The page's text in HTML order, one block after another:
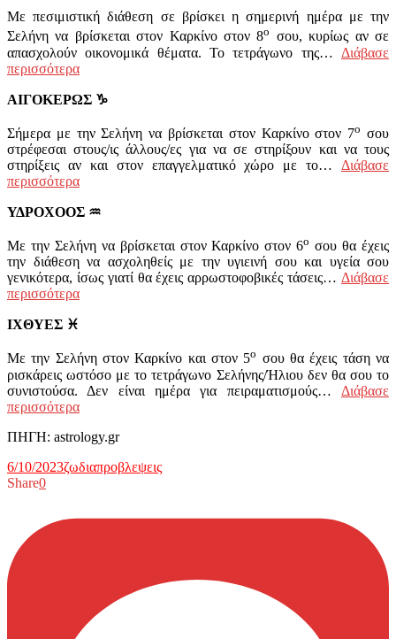
Με πεσιμιστική διάθεση σε βρίσκει η σημερινή ημέρα με την
Σελήνη να βρίσκεται στον Καρκίνο στον 8ο σου, κυρίως αν σε
απασχολούν οικονομικά θέματα. Το τετράγωνο της… Διάβασε
περισσότερα
ΑΙΓΟΚΕΡΩΣ ♑
Σήμερα με την Σελήνη να βρίσκεται στον Καρκίνο στον 7ο σου
στρέφεσαι στους/ις άλλους/ες για να σε στηρίξουν και να τους
στηρίξεις αν και στον επαγγελματικό χώρο με το… Διάβασε
περισσότερα
ΥΔΡΟΧΟΟΣ ♒
Με την Σελήνη να βρίσκεται στον Καρκίνο στον 6ο σου θα έχεις
την διάθεση να ασχοληθείς με την υγιεινή σου και υγεία σου
γενικότερα, ίσως γιατί θα έχεις αρρωστοφοβικές τάσεις… Διάβασε
περισσότερα
ΙΧΘΥΕΣ ♓
Με την Σελήνη στον Καρκίνο και στον 5ο σου θα έχεις τάση να
ρισκάρεις ωστόσο με το τετράγωνο Σελήνης/Ήλιου δεν θα σου το
συνιστούσα. Δεν είναι ημέρα για πειραματισμούς… Διάβασε
περισσότερα
ΠΗΓΗ: astrology.gr
6/10/2023ζωδιαπροβλεψεις
Share0